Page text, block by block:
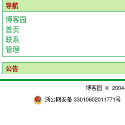
导航
博客园
首页
联系
管理
公告
博客园© 2004-
浙公网安备 33010602011771号